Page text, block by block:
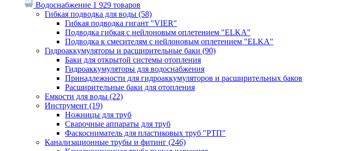
Водоснабжение 1 929 товаров
Гибкая подводка для воды (58)
Гибкая подводка гигант "VIER"
Подводка гибкая с нейлоновым оплетением "ELKA"
Подводка к смесителям с нейлоновым оплетением "ELKA"
Гидроаккумуляторы и расширительные баки (90)
Баки для открытой системы отопления
Гидроаккумуляторы для водоснабжения
Принадлежности для гидроаккумуляторов и расширительных баков
Расширительные баки для отопления
Емкости для воды (22)
Инструмент (19)
Ножницы для труб
Сварочные аппараты для труб
Фаскосниматель для пластиковых труб "РТП"
Канализационные трубы и фитинг (246)